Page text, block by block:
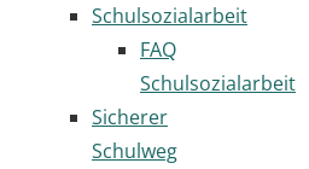
Schulsozialarbeit
FAQ
Schulsozialarbeit
Sicherer
Schulweg